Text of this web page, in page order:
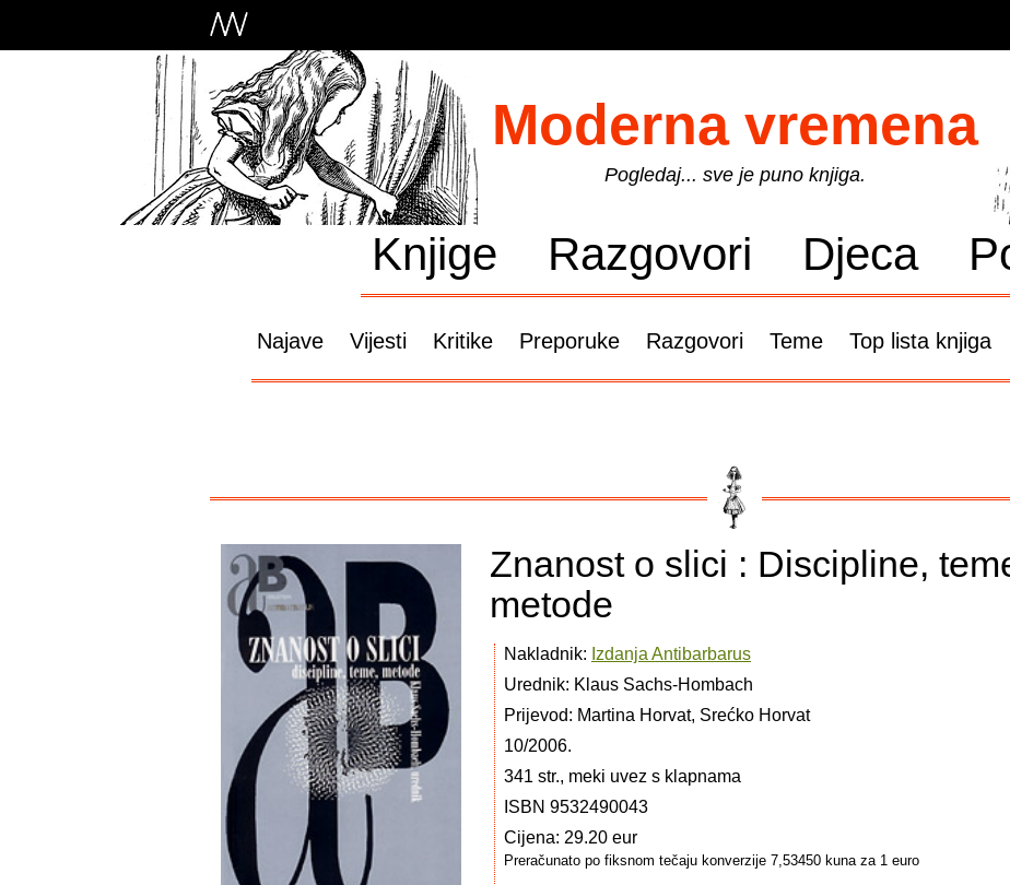
Moderna vremena
Pogledaj... sve je puno knjiga.
Knjige Razgovori Djeca
Najave Vijesti Kritike Preporuke Razgovori Teme Top lista knjiga
Znanost o slici : Discipline,
metode
Nakladnik: Izdanja Antibarbarus
Urednik: Klaus Sachs-Hombach
Prijevod: Martina Horvat, Srećko Horvat
10/2006.
341 str., meki uvez s klapnama
ISBN 9532490043
Cijena: 29.20 eur
Preračunato po fiksnom tečaju konverzije 7,53450 kuna za 1 euro